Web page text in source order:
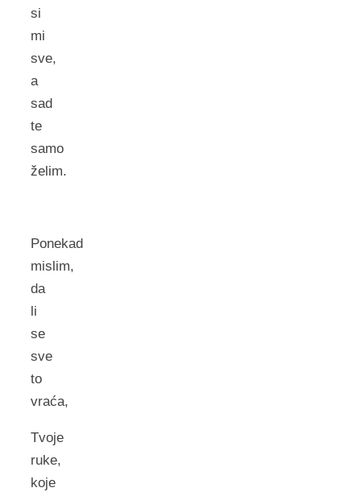
si
mi
sve,
a
sad
te
samo
želim.
Ponekad
mislim,
da
li
se
sve
to
vraća,
Tvoje
ruke,
koje